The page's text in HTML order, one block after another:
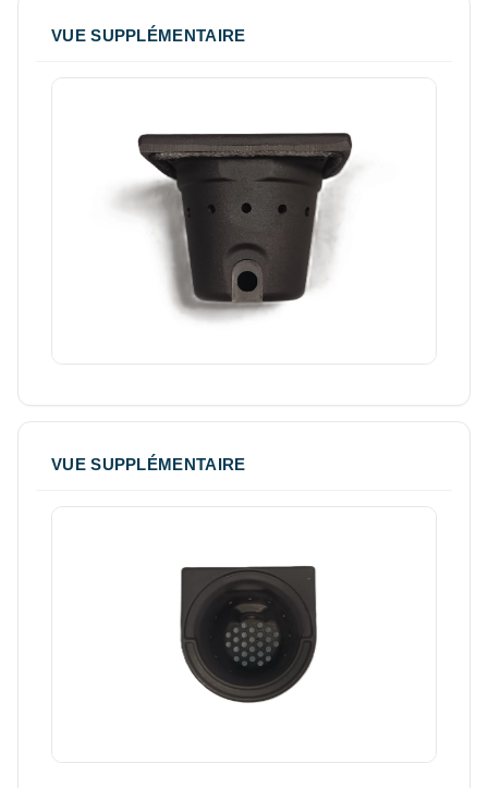
VUE SUPPLÉMENTAIRE
VUE SUPPLÉMENTAIRE